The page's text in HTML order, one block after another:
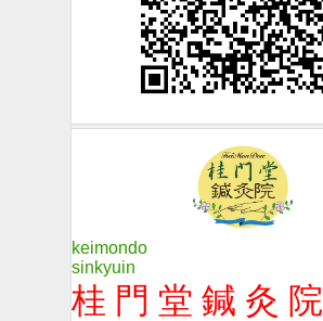
keimondo
sinkyuin
桂 門 堂 鍼 灸 院